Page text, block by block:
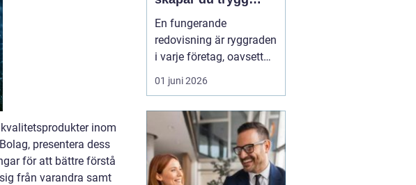
inom
presentera dess
för att bättre förstå
från varandra samt
ekonomi i företaget
En fungerande
redovisning är ryggraden
i varje företag, oavsett
om verksamheten är
enmansfirma eller
När siffrorna stämmer
får företagaren ett lugn i
vardagen och bättre
förutsä...
01 juni 2026